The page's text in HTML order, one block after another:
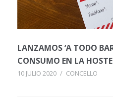
LANZAMOS ‘A TODO
CONSUMO EN LA
10 JULIO 2020 / CONCELLO